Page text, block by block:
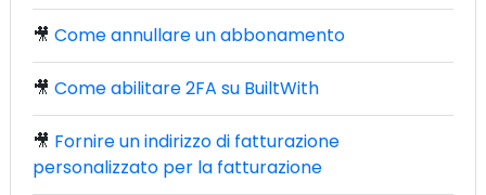
🎥 Come annullare un abbonamento
🎥 Come abilitare 2FA su BuiltWith
🎥 Fornire un indirizzo di fatturazione
personalizzato per la fatturazione